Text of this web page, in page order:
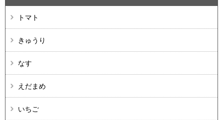
トマト
きゅうり
なす
えだまめ
いちご